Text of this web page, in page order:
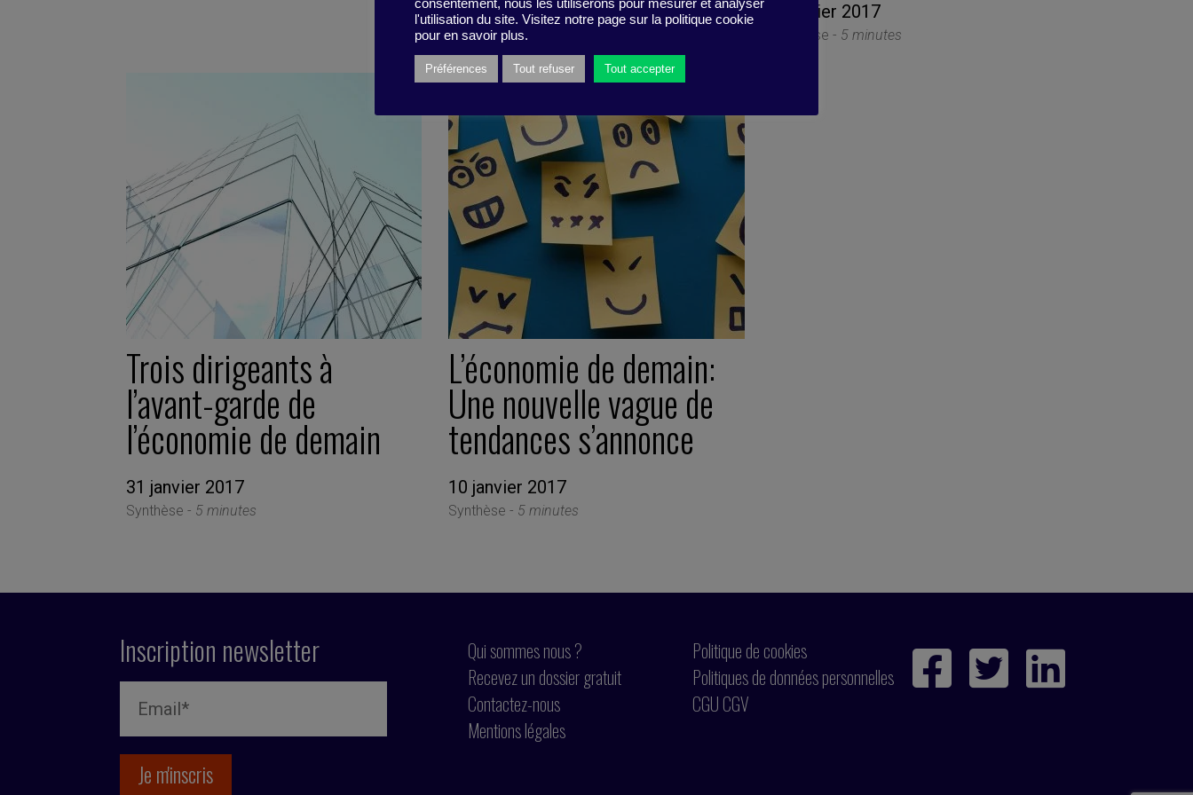
7 février 2017
Synthèse - 5 minutes
Trois dirigeants à
l’avant-garde de
l’économie de demain
31 janvier 2017
Synthèse - 5 minutes
L’économie de demain:
Une nouvelle vague de
tendances s’annonce
10 janvier 2017
Synthèse - 5 minutes
Inscription newsletter
Qui sommes nous ?
Recevez un dossier gratuit
Contactez-nous
Mentions légales
Politique de cookies
Politiques de données personnelles
CGU CGV
consentement, nous les utiliserons pour mesurer et analyser
l'utilisation du site. Visitez notre page sur la politique cookie
pour en savoir plus.
Préférences Tout refuser Tout accepter